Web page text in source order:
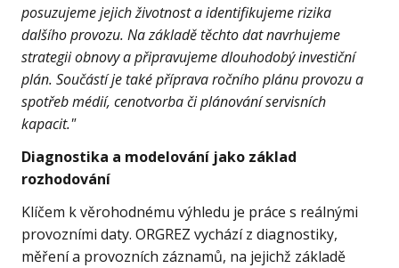
posuzujeme jejich životnost a identifikujeme rizika
dalšího provozu. Na základě těchto dat navrhujeme
strategii obnovy a připravujeme dlouhodobý investiční
plán. Součástí je také příprava ročního plánu provozu a
spotřeb médií, cenotvorba či plánování servisních
kapacit."
Diagnostika a modelování jako základ
rozhodování
Klíčem k věrohodnému výhledu je práce s reálnými
provozními daty. ORGREZ vychází z diagnostiky,
měření a provozních záznamů, na jejichž základě